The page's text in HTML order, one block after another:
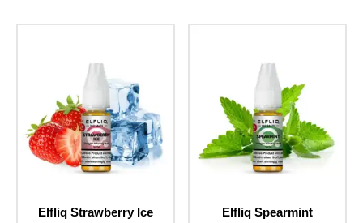
Elfliq Strawberry Ice Elfliq Spearmint